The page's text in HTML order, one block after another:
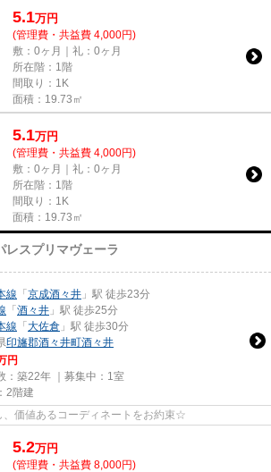
5.1万円
(管理費・共益費 4,000円)
敷：0ヶ月｜礼：0ヶ月
所在階：1階
間取り：1K
面積：19.73㎡
5.1万円
(管理費・共益費 4,000円)
敷：0ヶ月｜礼：0ヶ月
所在階：1階
間取り：1K
面積：19.73㎡
レスプリマヴェーラ
線 「京成酒々井 」駅 徒歩23分
「酒々井 」駅 徒歩25分
線 「大佐倉 」駅 徒歩30分
印旛郡酒々井町酒々井
円
：築22年 ｜募集中： 1室
2階建
価値あるコーディネートをお約束☆
5.2万円
(管理費・共益費 8,000円)